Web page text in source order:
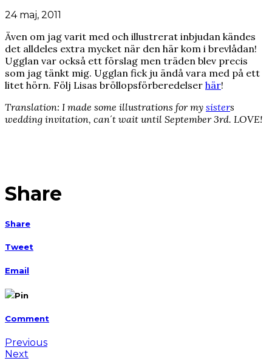
24 maj, 2011
Även om jag varit med och illustrerat inbjudan kändes
det alldeles extra mycket när den här kom i brevlådan!
Ugglan var också ett förslag men träden blev precis
som jag tänkt mig. Ugglan fick ju ändå vara med på ett
litet hörn. Följ Lisas bröllopsförberedelser här!
Translation: I made some illustrations for my sisters
wedding invitation, can´t wait until September 3rd. LOVE!
Share
Share
Tweet
Email
Pin
Comment
Previous
Next